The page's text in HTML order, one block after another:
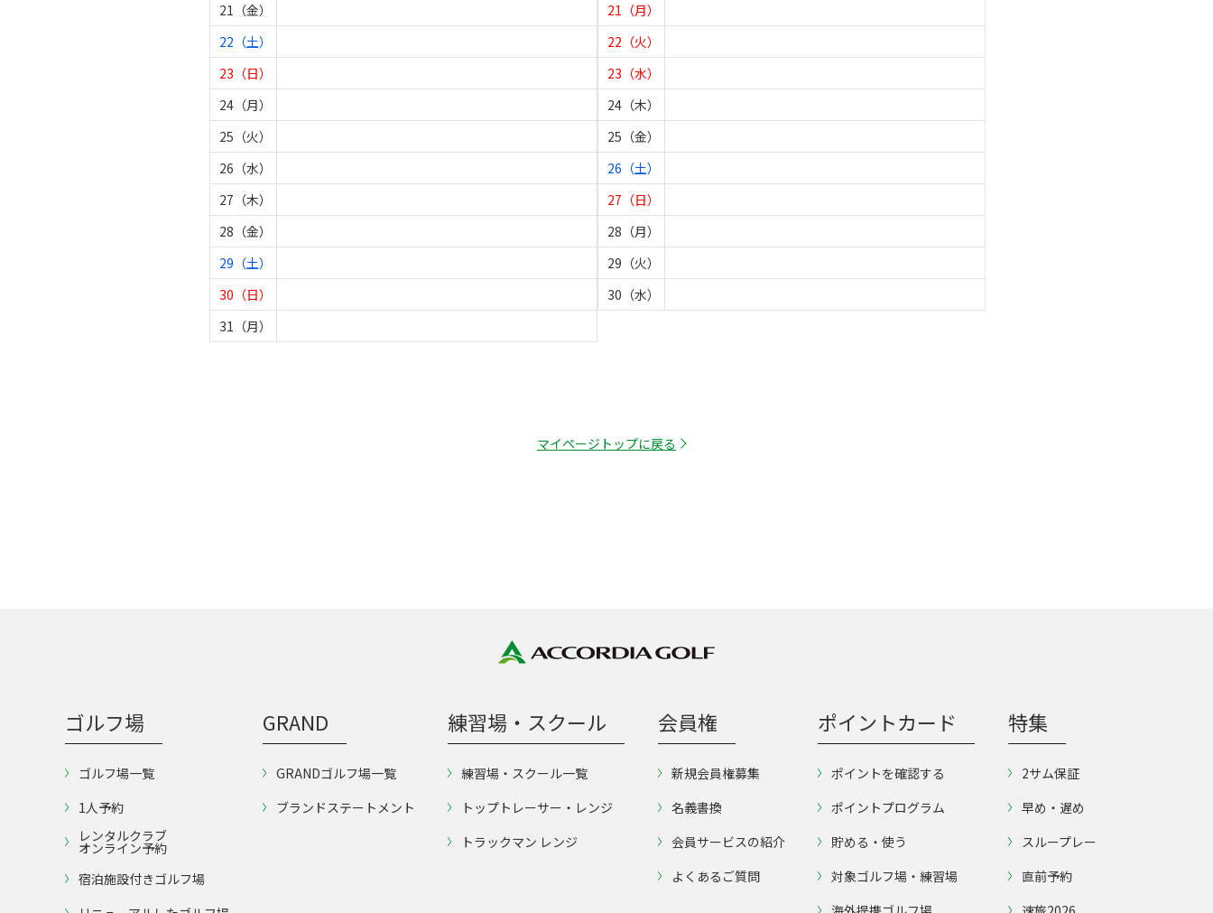
21（金）
22（土）
23（日）
24（月）
25（火）
26（水）
27（木）
28（金）
29（土）
30（日）
31（月）
21（月）
22（火）
23（水）
24（木）
25（金）
26（土）
27（日）
28（月）
29（火）
30（水）
マイページトップに戻る
ゴルフ場
ゴルフ場一覧
1人予約
レンタルクラブ
オンライン予約
宿泊施設付きゴルフ場
GRAND
GRANDゴルフ場一覧
ブランドステートメント
練習場・スクール
練習場・スクール一覧
トップトレーサー・レンジ
トラックマン レンジ
会員権
新規会員権募集
名義書換
会員サービスの紹介
よくあるご質問
ポイントカード
ポイントを確認する
ポイントプログラム
貯める・使う
対象ゴルフ場・練習場
特集
2サム保証
早め・遅め
スループレー
直前予約